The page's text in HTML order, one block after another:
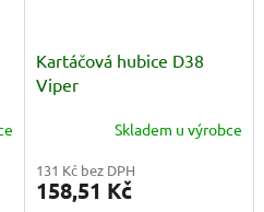
Kartáčová hubice D38
Viper
Skladem u výrobce
131 Kč bez DPH
158,51 Kč